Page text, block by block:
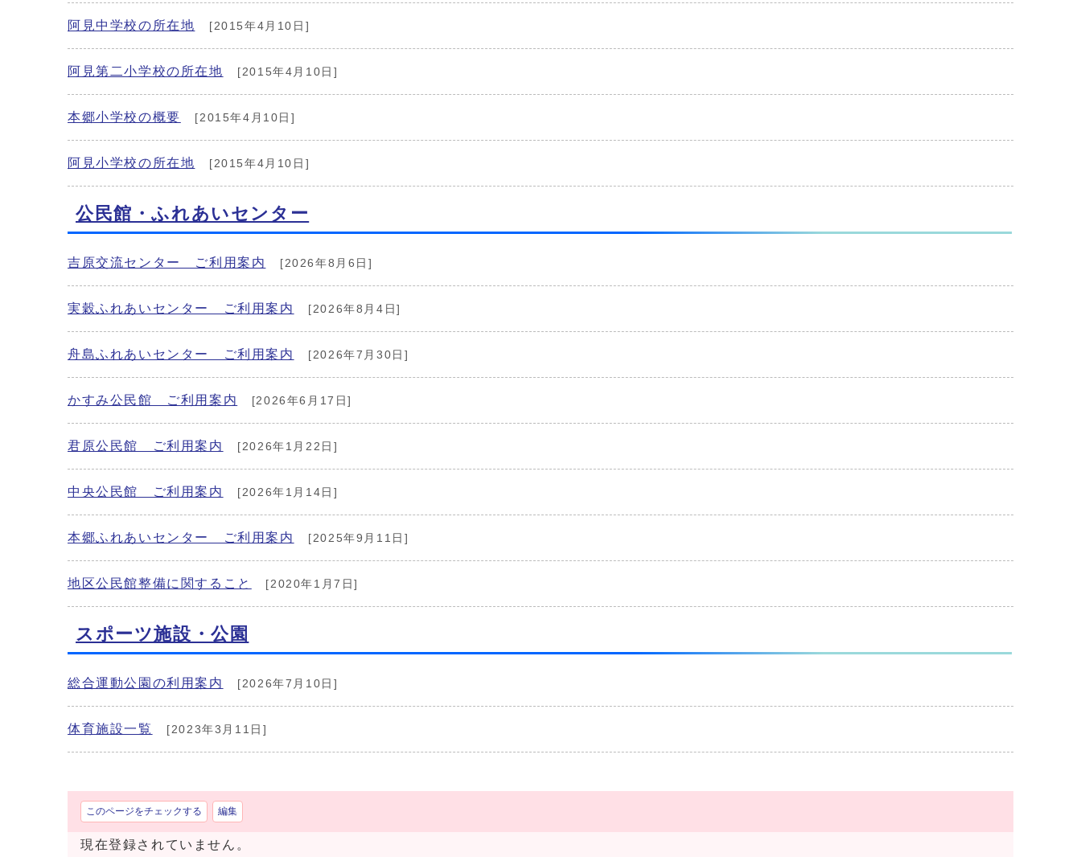
阿見中学校の所在地 [2015年4月10日]
阿見第二小学校の所在地 [2015年4月10日]
本郷小学校の概要 [2015年4月10日]
阿見小学校の所在地 [2015年4月10日]
公民館・ふれあいセンター
吉原交流センター ご利用案内 [2026年8月6日]
実穀ふれあいセンター ご利用案内 [2026年8月4日]
舟島ふれあいセンター ご利用案内 [2026年7月30日]
かすみ公民館 ご利用案内 [2026年6月17日]
君原公民館 ご利用案内 [2026年1月22日]
中央公民館 ご利用案内 [2026年1月14日]
本郷ふれあいセンター ご利用案内 [2025年9月11日]
地区公民館整備に関すること [2020年1月7日]
スポーツ施設・公園
総合運動公園の利用案内 [2026年7月10日]
体育施設一覧 [2023年3月11日]
このページをチェックする 編集
現在登録されていません。